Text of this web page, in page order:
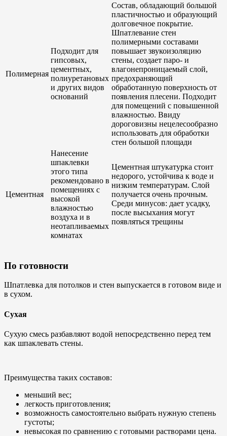
Полимерная
Подходит для
гипсовых,
цементных,
полиуретановых
и других видов
оснований
Состав, обладающий большой
пластичностью и образующий
долговечное покрытие.
Шпатлевание стен
полимерными составами
повышает звукоизоляцию
стены, создает паро- и
влагонепроницаемый слой,
предохраняющий
обработанную поверхность от
появления плесени. Подходит
для помещений с повышенной
влажностью. Ввиду
дороговизны нецелесообразно
использовать для обработки
стен большой площади
Цементная
Нанесение
шпаклевки
этого типа
рекомендовано в
помещениях с
высокой
влажностью
воздуха и в
неотапливаемых
комнатах
Цементная штукатурка стоит
недорого, устойчива к воде и
низким температурам. Слой
получается очень прочным.
Среди минусов: дает усадку,
после высыхания могут
появляться трещины
По готовности
Шпатлевка для потолков и стен выпускается в готовом виде и
в сухом.
Сухая
Сухую смесь разбавляют водой непосредственно перед тем
как шпаклевать стены.
Преимущества таких составов:
меньший вес;
легкость приготовления;
возможность самостоятельно выбрать нужную степень
густоты;
невысокая по сравнению с готовыми растворами цена.